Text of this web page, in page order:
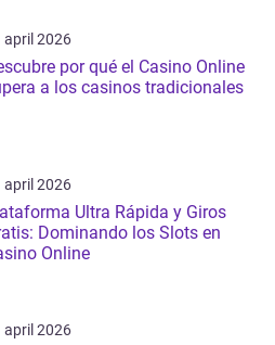
april 2026
por qué el Casino Online
a los casinos tradicionales
april 2026
Ultra Rápida y Giros
Dominando los Slots en
Online
april 2026